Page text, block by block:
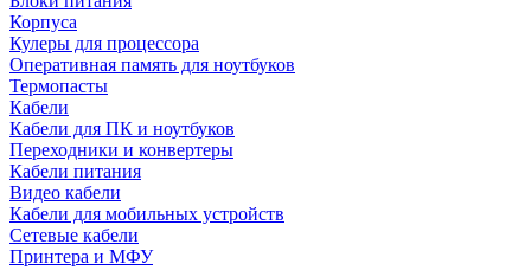
Корпуса
Кулеры для процессора
Оперативная память для ноутбуков
Термопасты
Кабели
Кабели для ПК и ноутбуков
Переходники и конвертеры
Кабели питания
Видео кабели
Кабели для мобильных устройств
Сетевые кабели
Принтера и МФУ